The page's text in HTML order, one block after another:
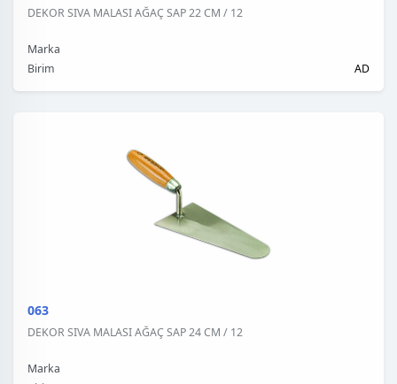
DEKOR SIVA MALASI AĞAÇ SAP 22 CM / 12
Marka
Birim
AD
063
DEKOR SIVA MALASI AĞAÇ SAP 24 CM / 12
Marka